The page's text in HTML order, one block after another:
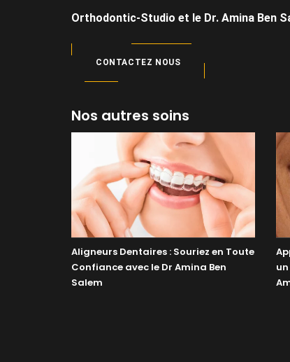
Orthodontic-Studio et le Dr. Amina Ben
CONTACTEZ NOUS
Nos autres soins
Aligneurs Dentaires : Souriez en Toute
Confiance avec le Dr Amina Ben
Salem